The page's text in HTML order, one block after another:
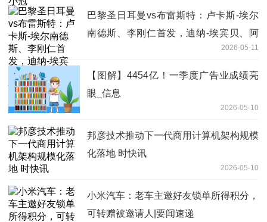
巴黎圣日耳曼vs布雷斯特：卢卡斯-埃尔
南德斯、李刚仁首发，迪纳-埃宾贝、阿
2026-05-11
【图解】4454亿！一季度广告业成绩亮
眼_信息
2026-05-10
邦彦技术推动下一代商用计算机架构规模
化落地 时快讯
2026-05-10
小米汽车：老车主邀好友锁单所得积分，
可转赠被邀请人|要闻速递